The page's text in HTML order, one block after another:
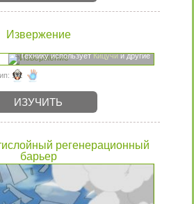
Извержение
Технику используетКицучии другие
ИЗУЧИТЬ
регенерационный
барьер